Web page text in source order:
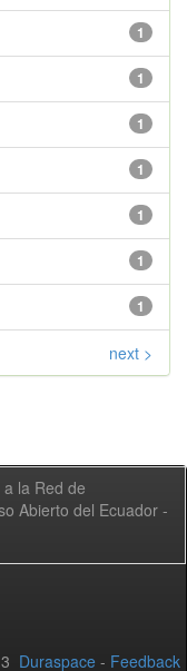
1
1
1
1
1
1
1
next >
la Red de
Abierto del Ecuador -
Duraspace - Feedback